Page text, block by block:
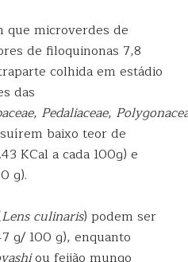
que microverdes de
de filoquinonas 7,8
colhida em estádio
das
, Pedaliaceae,
baixo teor de
KCal a cada 100g) e
g).
Lens culinaris) podem ser
g/ 100 g), enquanto